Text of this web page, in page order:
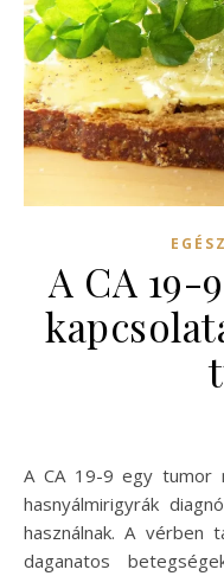
A CA 19-
A CA 19-9 egy tumor marker, amelyet leggyakrabban a
hasnyálmirigyrák
használnak. A vérben
daganatos